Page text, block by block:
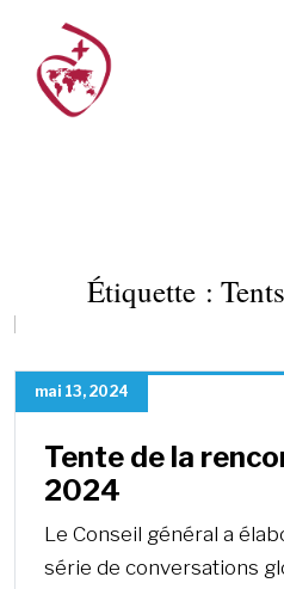
Étiquette :
mai 13, 2024
Tente de la
2024
Le Conseil général a
série de conversations